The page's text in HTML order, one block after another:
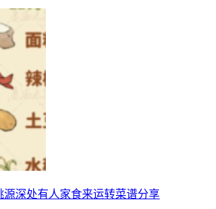
深处有人家食来运转菜谱分享